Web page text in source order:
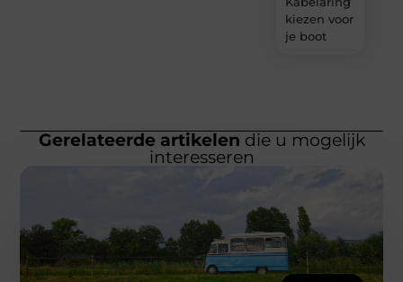
kiezen voor
je boot
Gerelateerde artikelen die u mogelijk
interesseren